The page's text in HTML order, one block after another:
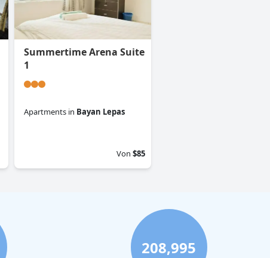
Summertime Arena Suite
1
Apartments in Bayan Lepas
Von $85
208,995